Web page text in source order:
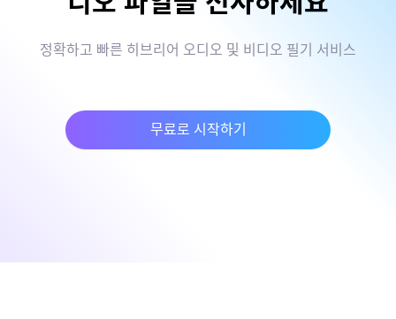
정확하고 빠른 히브리어 오디오 및 비디오 필기 서비스
무료로 시작하기